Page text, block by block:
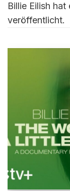
Billie Eilish hat
veröffentlicht.